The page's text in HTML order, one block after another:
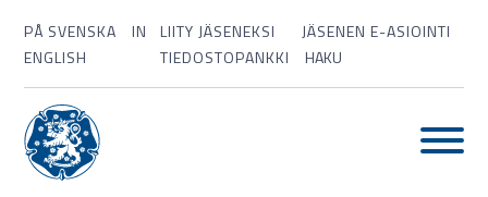
PÅ SVENSKA
IN
ENGLISH
LIITY JÄSENEKSI
JÄSENEN E-ASIOINTI
TIEDOSTOPANKKI
HAKU